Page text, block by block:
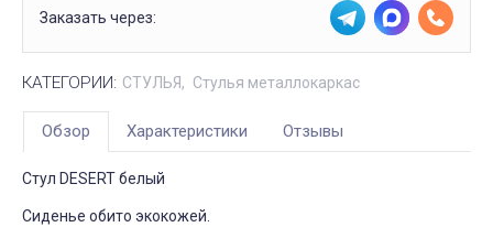
Заказать через:
КАТЕГОРИИ: СТУЛЬЯ Стулья металлокаркас
Обзор Характеристики Отзывы
Стул DESERT белый
Сиденье обито экокожей.